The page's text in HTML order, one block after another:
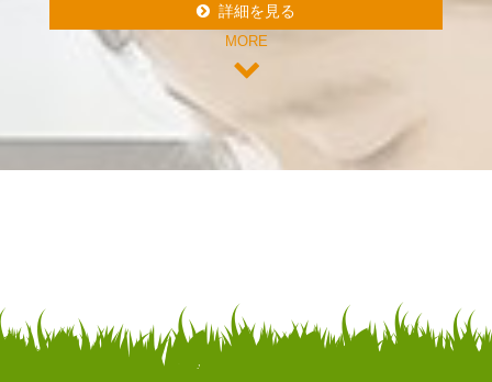
詳細を見る
詳細を見る
MORE